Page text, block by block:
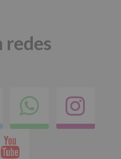
redes
Twitter
en
Youtube